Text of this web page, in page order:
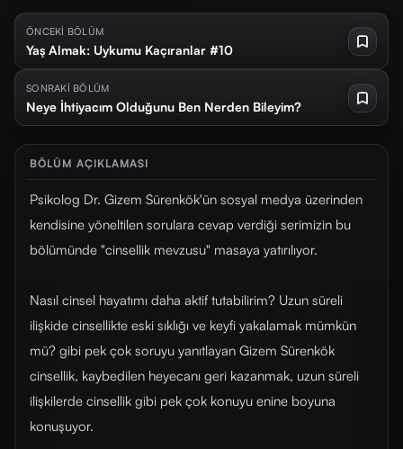
ÖNCEKİ BÖLÜM
Yaş Almak: Uykumu Kaçıranlar #10
SONRAKİ BÖLÜM
Neye İhtiyacım Olduğunu Ben Nerden Bileyim?
BÖLÜM AÇIKLAMASI
Psikolog Dr. Gizem Sürenkök'ün sosyal medya üzerinden
kendisine yöneltilen sorulara cevap verdiği serimizin bu
bölümünde "cinsellik mevzusu" masaya yatırılıyor.
Nasıl cinsel hayatımı daha aktif tutabilirim? Uzun süreli
ilişkide cinsellikte eski sıklığı ve keyfi yakalamak mümkün
mü? gibi pek çok soruyu yanıtlayan Gizem Sürenkök
cinsellik, kaybedilen heyecanı geri kazanmak, uzun süreli
ilişkilerde cinsellik gibi pek çok konuyu enine boyuna
konuşuyor.